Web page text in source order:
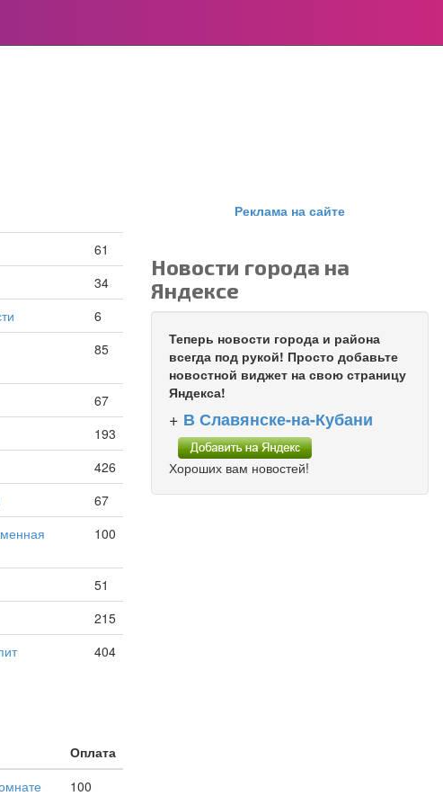
61
34
6
85
67
193
426
67
100
51
215
404
Оплата
100
Реклама на сайте
Новости города на
Яндексе
Теперь новости города и района
всегда под рукой! Просто добавьте
новостной виджет на свою страницу
Яндекса!
+ В Славянске-на-Кубани
Хороших вам новостей!